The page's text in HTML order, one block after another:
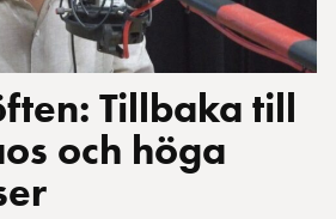
Tillbaka till
och höga